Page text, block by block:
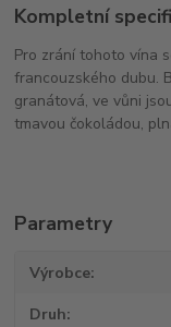
Kompletní
Pro zrání tohoto vína
francouzského dubu.
granátová, ve vůni
tmavou čokoládou,
Parametry
Výrobce
Druh